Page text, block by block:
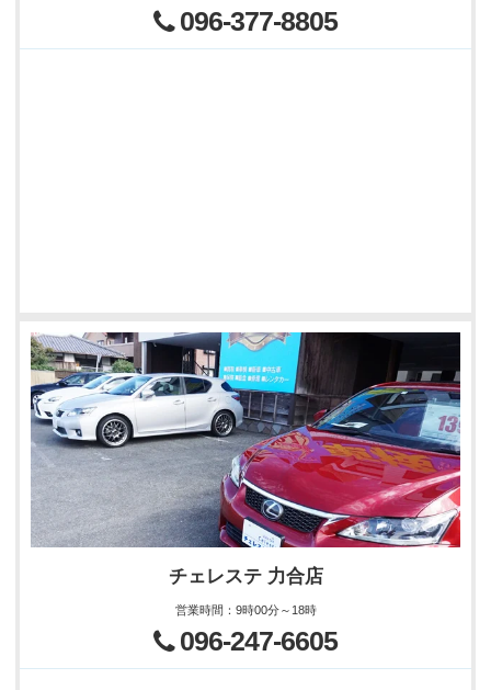
096-377-8805
チェレステ 力合店
営業時間 ： 9時00分～18時
096-247-6605